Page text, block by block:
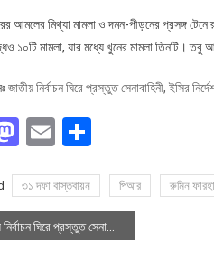
আমলের মিথ্যা মামলা ও দমন-পীড়নের প্রসঙ্গ টেনে
১০টি মামলা, যার মধ্যে খুনের মামলা তিনটি।
জাতীয় নির্বাচন ঘিরে প্রস্তুত সেনাবাহিনী, ইসির
Mastodon
Email
৩১ দফা বাস্তবায়ন পিআর রুমিন
ঘিরে প্রস্তুত সেনাবাহিনী, ইসির নির্দেশনার অপেক্ষায়